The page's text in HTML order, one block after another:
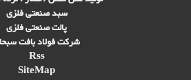
سبد صنعتی فلزی
پالت صنعتی فلزی
شرکت فولاد بافت
Rss
SiteMap